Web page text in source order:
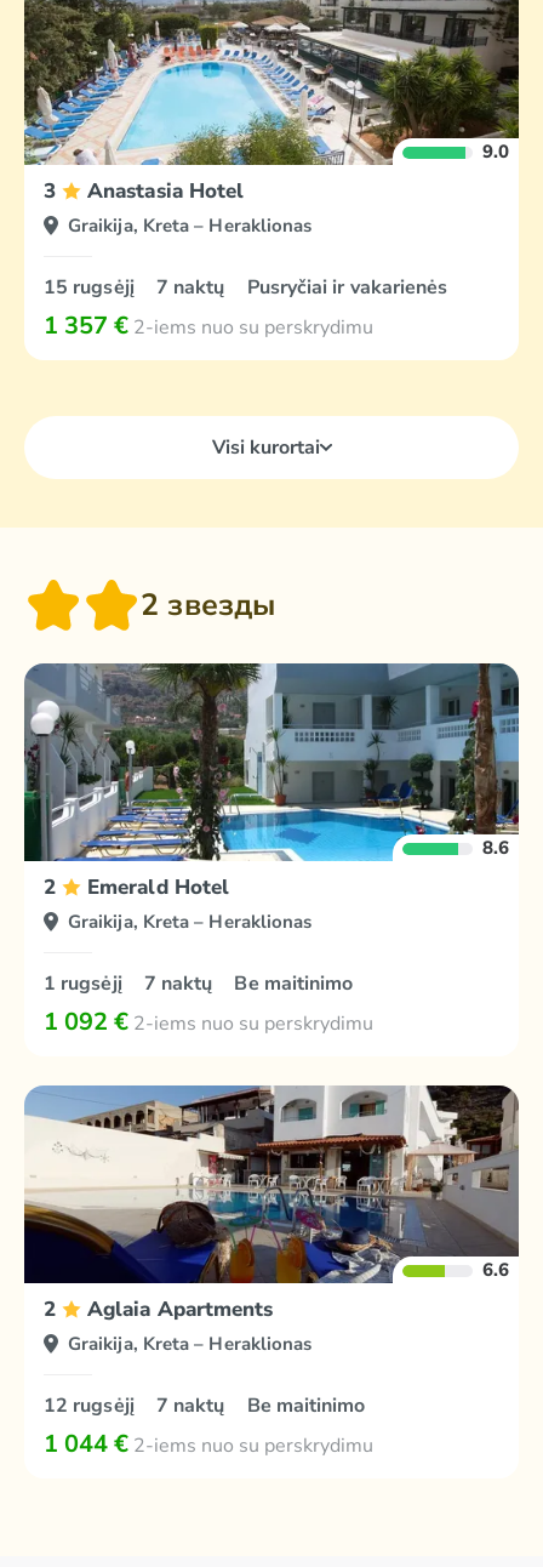
9.0
3 Anastasia Hotel
Graikija, Kreta – Heraklionas
15 rugsėjį 7 naktų Pusryčiai ir vakarienės
1 357 € 2-iems nuo su perskrydimu
Visi kurortai
2 звезды
8.6
2 Emerald Hotel
Graikija, Kreta – Heraklionas
1 rugsėjį 7 naktų Be maitinimo
1 092 € 2-iems nuo su perskrydimu
6.6
2 Aglaia Apartments
Graikija, Kreta – Heraklionas
12 rugsėjį 7 naktų Be maitinimo
1 044 € 2-iems nuo su perskrydimu